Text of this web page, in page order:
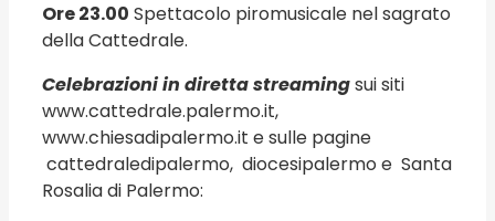
Ore 23.00 Spettacolo piromusicale nel sagrato
della Cattedrale.
Celebrazioni in diretta streamingsui siti
www.cattedrale.palermo.it,
www.chiesadipalermo.it e sulle pagine
cattedraledipalermo, diocesipalermo e Santa
Rosalia di Palermo: